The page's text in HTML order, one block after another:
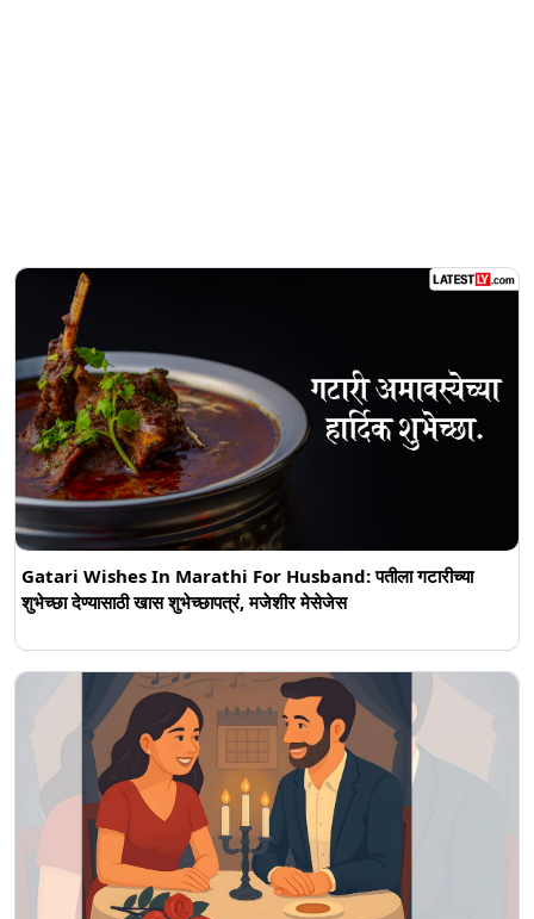
Gatari Wishes In Marathi For Husband: पतीला गटारीच्या
शुभेच्छा देण्यासाठी खास शुभेच्छापत्रं, मजेशीर मेसेजेस